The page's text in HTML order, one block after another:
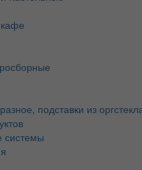
подставки из